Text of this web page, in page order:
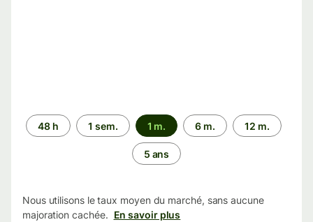
Période
48 h 1 sem. 1 m. 6 m. 12 m.
5 ans
Nous utilisons le taux moyen du marché, sans aucune
majoration cachée. En savoir plus